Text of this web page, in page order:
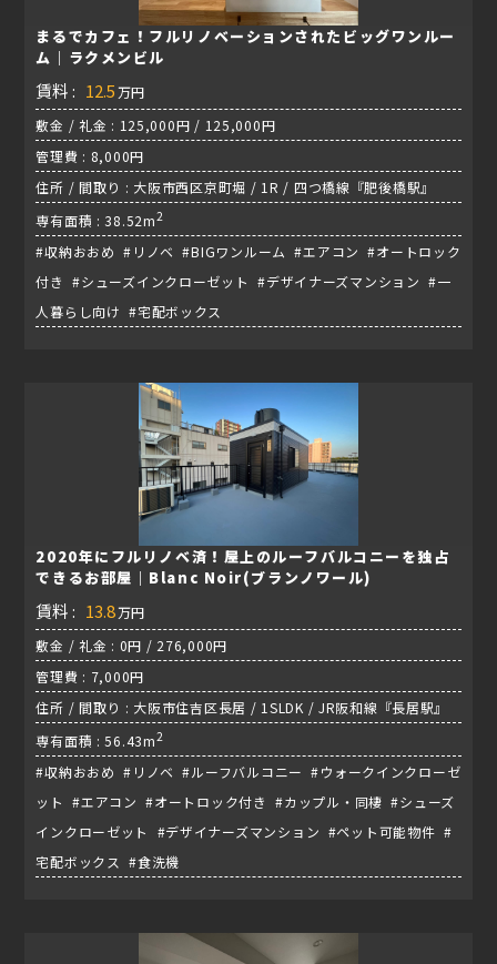
まるでカフェ！フルリノベーションされたビッグワンルー
ム｜ラクメンビル
賃料 : 12.5 万円
敷金 / 礼金 : 125,000円 / 125,000円
管理費 : 8,000円
住所 / 間取り : 大阪市西区京町堀 / 1R / 四つ橋線『肥後橋駅』
専有面積 : 38.52m2
#収納おおめ #リノベ #BIGワンルーム #エアコン #オートロック
付き #シューズインクローゼット #デザイナーズマンション #一
人暮らし向け #宅配ボックス
2020年にフルリノベ済！屋上のルーフバルコニーを独占
できるお部屋｜Blanc Noir(ブランノワール)
賃料 : 13.8万円
敷金 / 礼金 : 0円 / 276,000円
管理費 : 7,000円
住所 / 間取り : 大阪市住吉区長居 / 1SLDK / JR阪和線『長居駅』
専有面積 : 56.43m2
#収納おおめ #リノベ #ルーフバルコニー #ウォークインクローゼ
ット #エアコン #オートロック付き #カップル・同棲 #シューズ
インクローゼット #デザイナーズマンション #ペット可能物件 #
宅配ボックス #食洗機